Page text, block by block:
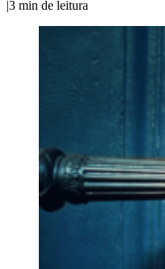
|3 min de leitura